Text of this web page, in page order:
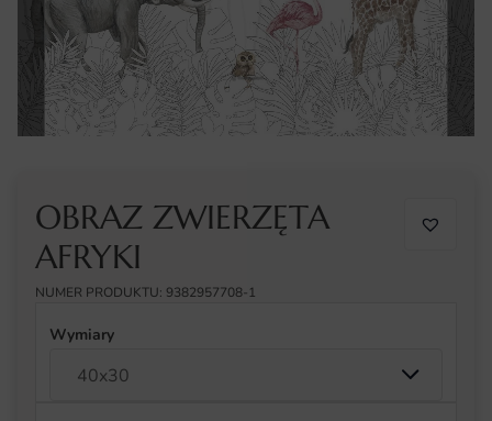
OBRAZ ZWIERZĘTA
AFRYKI
NUMER PRODUKTU: 9382957708-1
Wymiary